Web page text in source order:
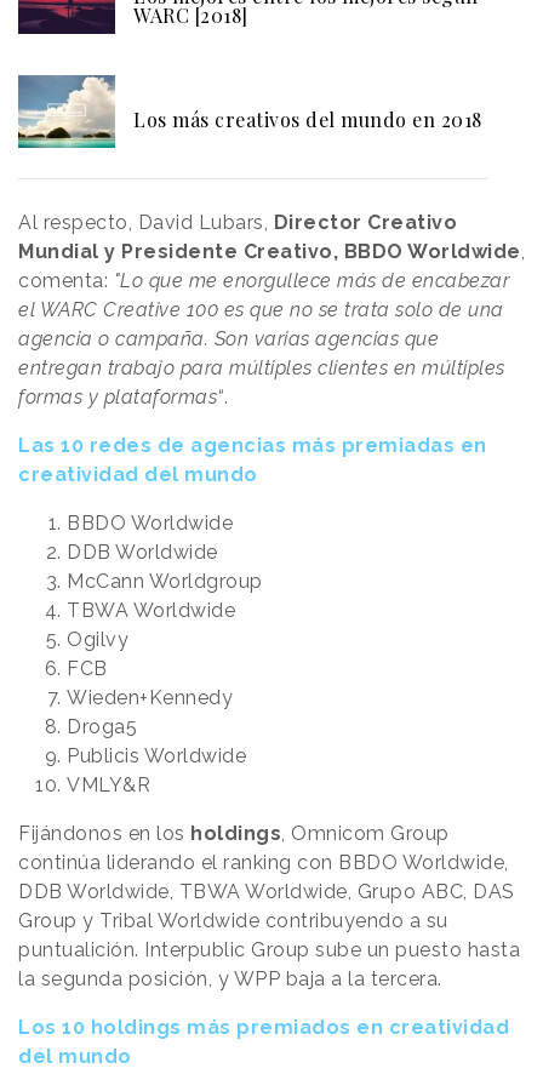
WARC [2018]
Los más creativos del mundo en 2018
Al respecto, David Lubars, Director Creativo
Mundial y Presidente Creativo, BBDO Worldwide
comenta: "Lo que me enorgullece más de encabezar
el WARC Creative 100 es que no se trata solo de una
agencia o campaña. Son varias agencias que
entregan trabajo para múltiples clientes en múltiples
formas y plataformas“.
Las 10 redes de agencias más premiadas en
creatividad del mundo
BBDO Worldwide
DDB Worldwide
McCann Worldgroup
TBWA Worldwide
Ogilvy
FCB
Wieden+Kennedy
Droga5
Publicis Worldwide
VMLY&R
Fijándonos en los holdings , Omnicom Group
continúa liderando el ranking con BBDO Worldwide,
DDB Worldwide, TBWA Worldwide, Grupo ABC, DAS
Group y Tribal Worldwide contribuyendo a su
puntualición. Interpublic Group sube un puesto hasta
la segunda posición, y WPP baja a la tercera.
Los 10 holdings más premiados en creatividad
del mundo